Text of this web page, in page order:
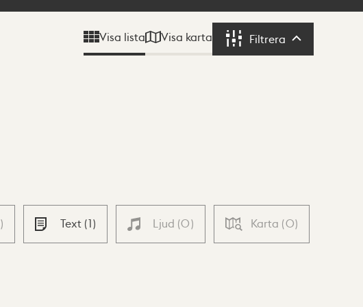
Visa lista Visa karta Filtrera Filtrera
) Text (1) Ljud (0) Karta (0)